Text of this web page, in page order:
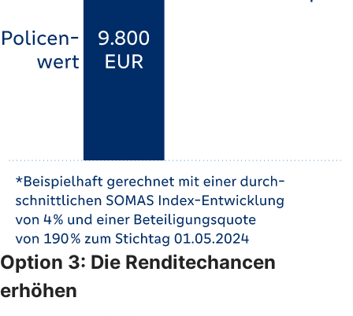
Option 3: Die Renditechancen
erhöhen